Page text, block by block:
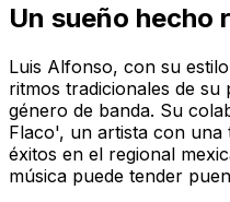
Un sueño hecho
Luis Alfonso, con su
ritmos tradicionales de
género de banda. Su
Flaco', un artista con una
éxitos en el regional
música puede tender